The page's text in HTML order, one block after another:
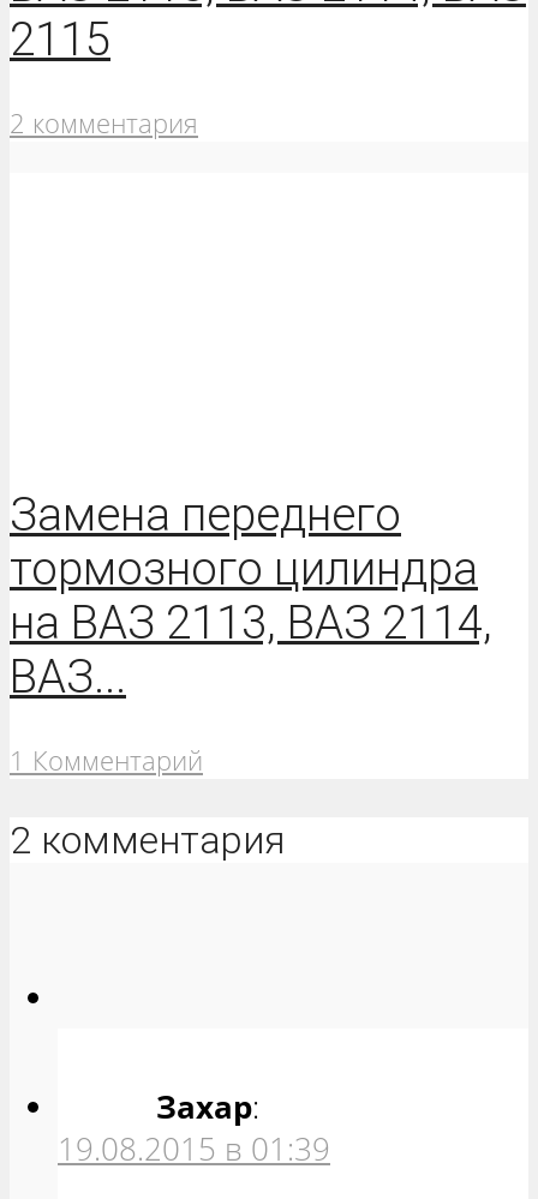
2115
2 комментария
Замена переднего
тормозного цилиндра
на ВАЗ 2113, ВАЗ 2114,
ВАЗ...
1 Комментарий
2 комментария
Захар:
19.08.2015 в 01:39